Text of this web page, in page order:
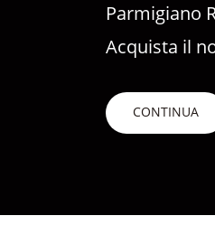
Parmigiano
Acquista il
CONTINUA